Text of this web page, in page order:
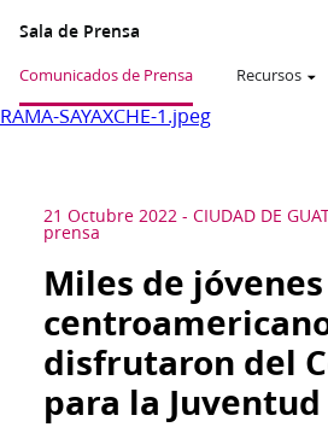
Sala de Prensa
Comunicados de Prensa Recursos
RAMA-SAYAXCHE-1.jpeg
21 Octubre 2022 - CIUDAD DE
prensa
Miles de jóvenes
disfrutaron del
para la Juventud